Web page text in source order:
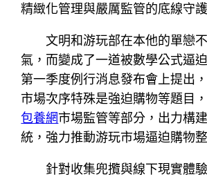
精緻化管理與嚴厲監管的底線守護
文明和游玩部在本他的單戀
氣，而變成了一道被數學公式逼
第一季度例行消息發布會上提出
市場次序特殊是強迫購物等題目
包養網市場監管等部分，出力構
統，強力推動游玩市場逼迫購物
針對收集兜攬與線下現實體